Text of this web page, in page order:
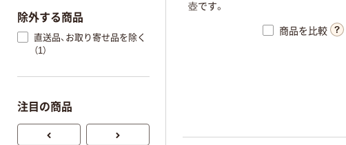
壺です。
商品を比較
除外する商品
直送品、お取り寄せ品を除く
（1）
注目の商品